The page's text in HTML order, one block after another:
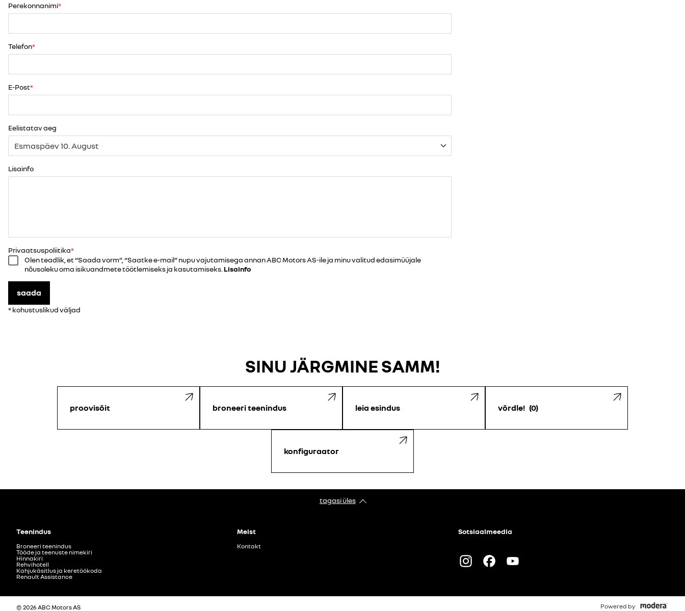
Perekonnanimi
Telefon
E-Post
Eelistatav aeg
Lisainfo
Privaatsuspoliitika
Olen teadlik, et “Saada vorm”, “Saatke e-mail” nupu vajutamisega annan ABC Motors AS-ile ja minu valitud edasimüüjale
nõusoleku oma isikuandmete töötlemiseks ja kasutamiseks. Lisainfo
saada
* kohustuslikud väljad
SINU JÄRGMINE SAMM!
proovisõit broneeri teenindus leia esindus võrdle! 0
konfiguraator
tagasi üles
Teenindus
Broneeri teenindus
Tööde ja teenuste nimekiri
Hinnakiri
Rehvihotell
Kahjukäsitlus ja keretöökoda
Renault Assistance
Meist
Kontakt
Sotsiaalmeedia
Instagram
Facebook
© 2026 ABC Motors AS Powered by